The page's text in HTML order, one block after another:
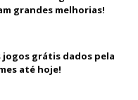
grandes melhorias!
grátis dados pela
até hoje!